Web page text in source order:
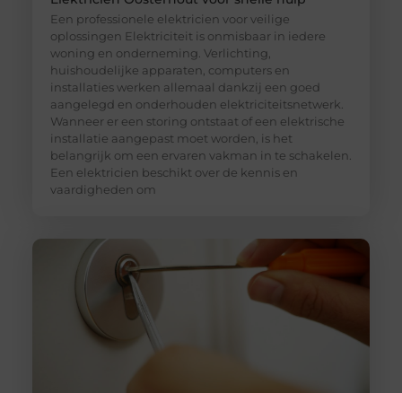
Een professionele elektricien voor veilige
oplossingen Elektriciteit is onmisbaar in iedere
woning en onderneming. Verlichting,
huishoudelijke apparaten, computers en
installaties werken allemaal dankzij een goed
aangelegd en onderhouden elektriciteitsnetwerk.
Wanneer er een storing ontstaat of een elektrische
installatie aangepast moet worden, is het
belangrijk om een ervaren vakman in te schakelen.
Een elektricien beschikt over de kennis en
vaardigheden om